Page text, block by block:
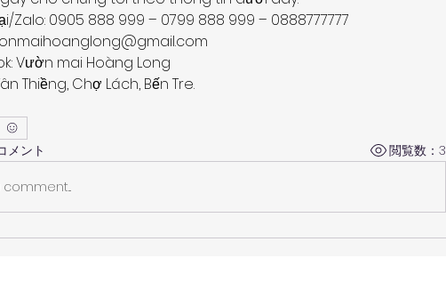
Zalo: 0905 888 999 – 0799 888 999 – 0888777777
Vườn mai Hoàng Long
Thiềng, Chợ Lách, Bến Tre.
メント 閲覧数：3